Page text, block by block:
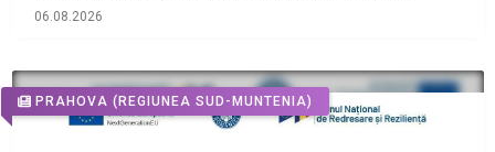
06.08.2026
PRAHOVA (REGIUNEA SUD-MUNTENIA)